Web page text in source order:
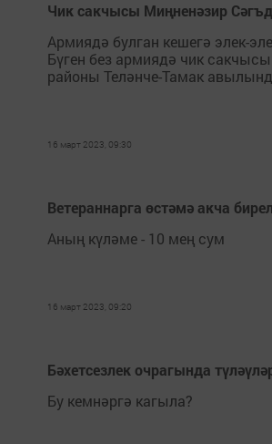
Чик сакчысы Миңненәзир
Армиядә булган кешегә элек-
Бүген без армиядә чик
районы Теләнче-Тамак
16 март 2023, 09:30
Ветераннарга өстәмә акча
Аның күләме - 10 мең сум
16 март 2023, 09:20
Бәхетсезлек очрагында
Бу кемнәргә кагыла?